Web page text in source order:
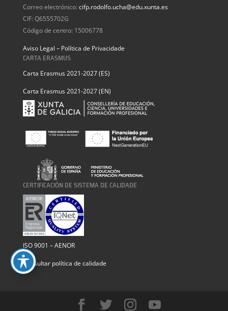
Correo electrónico: cifp.rodolfo.ucha@edu.xunta.es
CIF: Q6555702G
Código de centro: 15006778
Aviso Legal – Política de Privacidade
CARTA ERASMUS
Carta Erasmus 2021-2027 (ES)
Carta Erasmus 2021-2027 (EN)
CERTIFICACIÓN DE SISTEMA DE CALIDADE
ISO 9001 – AENOR
Consultar política de calidade